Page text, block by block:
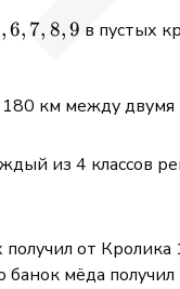
,6, 7, 8,9 в пустых
км между двумя
из 4 классов
от Кролика
банок мёда